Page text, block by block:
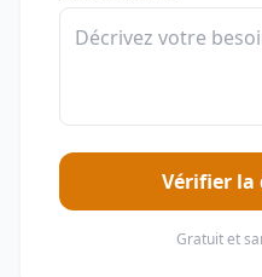
Vérifier
Gratuit et